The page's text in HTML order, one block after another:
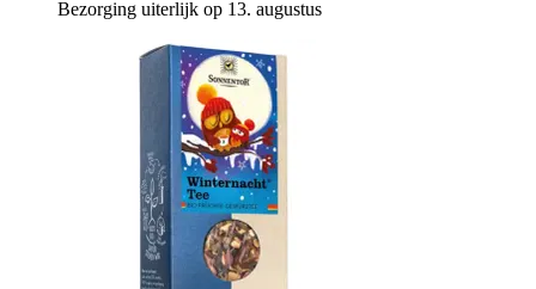
Bezorging uiterlijk op 13. augustus